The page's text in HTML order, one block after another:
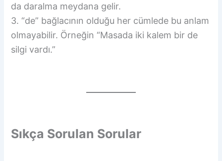
da daralma meydana gelir.
3. “de” bağlacının olduğu her cümlede bu anlam
olmayabilir. Örneğin “Masada iki kalem bir de
silgi vardı.”
Sıkça Sorulan Sorular